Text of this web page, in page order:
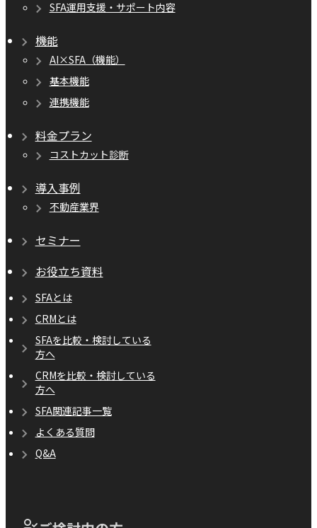
SFA運用支援・サポート内容
機能
AI×SFA（機能）
基本機能
連携機能
料金プラン
コストカット診断
導入事例
不動産業界
セミナー
お役立ち資料
SFAとは
CRMとは
SFAを比較・検討している
方へ
CRMを比較・検討している
方へ
SFA関連記事一覧
よくある質問
Q&A